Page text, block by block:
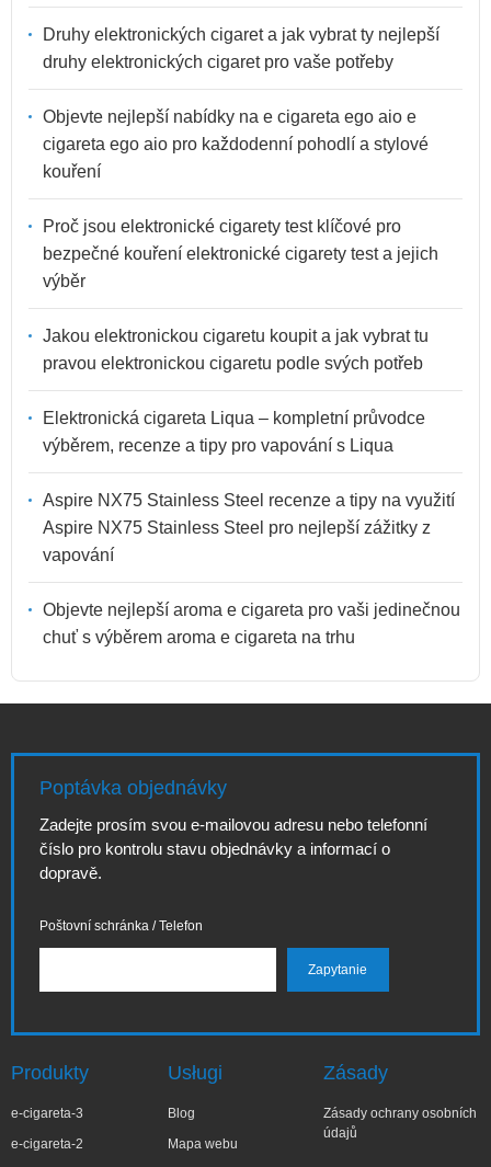
Druhy elektronických cigaret a jak vybrat ty nejlepší
druhy elektronických cigaret pro vaše potřeby
Objevte nejlepší nabídky na e cigareta ego aio e
cigareta ego aio pro každodenní pohodlí a stylové
kouření
Proč jsou elektronické cigarety test klíčové pro
bezpečné kouření elektronické cigarety test a jejich
výběr
Jakou elektronickou cigaretu koupit a jak vybrat tu
pravou elektronickou cigaretu podle svých potřeb
Elektronická cigareta Liqua – kompletní průvodce
výběrem, recenze a tipy pro vapování s Liqua
Aspire NX75 Stainless Steel recenze a tipy na využití
Aspire NX75 Stainless Steel pro nejlepší zážitky z
vapování
Objevte nejlepší aroma e cigareta pro vaši jedinečnou
chuť s výběrem aroma e cigareta na trhu
Poptávka objednávky
Zadejte prosím svou e-mailovou adresu nebo telefonní
číslo pro kontrolu stavu objednávky a informací o
dopravě.
Poštovní schránka / Telefon
Produkty
e-cigareta-3
e-cigareta-2
Usługi
Blog
Mapa webu
Zásady
Zásady ochrany osobních
údajů